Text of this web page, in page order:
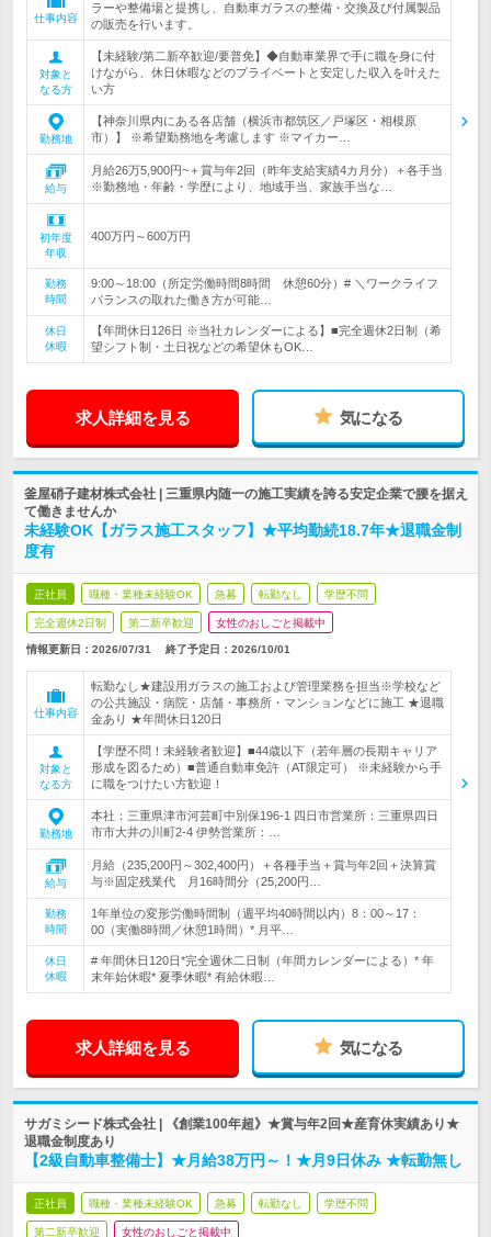
仕事内容
ラーや整備場と提携し、自動車ガラスの整備・交換及び付属製品
の販売を行います。
対象と
なる方
【未経験/第二新卒歓迎/要普免】◆自動車業界で手に職を身に付
けながら、休日休暇などのプライベートと安定した収入を叶えた
い方
勤務地
【神奈川県内にある各店舗（横浜市都筑区／戸塚区・相模原
市）】 ※希望勤務地を考慮します ※マイカー…
給与
月給26万5,900円~＋賞与年2回（昨年支給実績4カ月分）＋各手当
※勤務地・年齢・学歴により、地域手当、家族手当な…
初年度
年収
400万円～600万円
勤務
時間
9:00～18:00（所定労働時間8時間 休憩60分）# ＼ワークライフ
バランスの取れた働き方が可能…
休日
休暇
【年間休日126日 ※当社カレンダーによる】■完全週休2日制（希
望シフト制・土日祝などの希望休もOK…
求人詳細を見る 気になる
釜屋硝子建材株式会社 | 三重県内随一の施工実績を誇る安定企業で腰を据え
て働きませんか
未経験OK【ガラス施工スタッフ】★平均勤続18.7年★退職金制
度有
正社員 職種・業種未経験OK 急募 転勤なし 学歴不問
完全週休2日制 第二新卒歓迎 女性のおしごと掲載中
情報更新日：2026/07/31 終了予定日： 2026/10/01
仕事内容
転勤なし★建設用ガラスの施工および管理業務を担当※学校など
の公共施設・病院・店舗・事務所・マンションなどに施工 ★退職
金あり ★年間休日120日
対象と
なる方
【学歴不問！未経験者歓迎】■44歳以下（若年層の長期キャリア
形成を図るため）■普通自動車免許（AT限定可） ※未経験から手
に職をつけたい方歓迎！
勤務地
本社：三重県津市河芸町中別保196-1 四日市営業所：三重県四日
市市大井の川町2-4 伊勢営業所：…
給与
月給（235,200円～302,400円）＋各種手当＋賞与年2回＋決算賞
与※固定残業代 月16時間分（25,200円…
勤務
時間
1年単位の変形労働時間制（週平均40時間以内）8：00～17：
00（実働8時間／休憩1時間）* 月平…
休日
休暇
# 年間休日120日*完全週休二日制（年間カレンダーによる）* 年
末年始休暇* 夏季休暇* 有給休暇…
求人詳細を見る 気になる
サガミシード株式会社 | 《創業100年超》★賞与年2回★産育休実績あり★
退職金制度あり
【2級自動車整備士】★月給38万円～！★月9日休み ★転勤無し
正社員 職種・業種未経験OK 急募 転勤なし 学歴不問
第二新卒歓迎 女性のおしごと掲載中